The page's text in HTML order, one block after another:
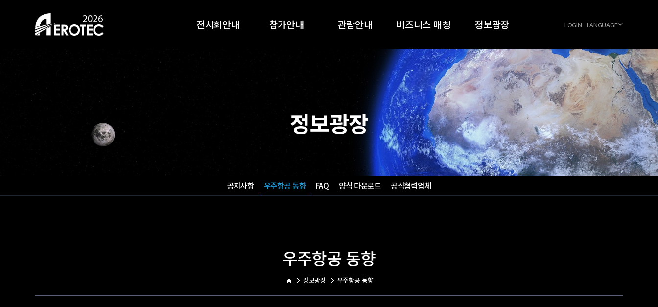
전시회안내
전시품목
참가안내
온라인 참가신청
스폰서십
관람안내
온라인 사전등록
부대행사
부스배치도
참가업체 목록
오시는길
비즈니스 매칭
AEROTEC2024
AEROTEC2026
정보광장
공지사항
우주항공 동향
FAQ
양식 다운로드
공식협력업체
LOGIN LANGUAGE
정보광장
공지사항 우주항공 동향 FAQ 양식 다운로드 공식협력업체
정보광장 우주항공 동향
우주항공 동향